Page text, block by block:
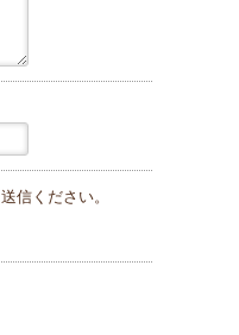
信ください。